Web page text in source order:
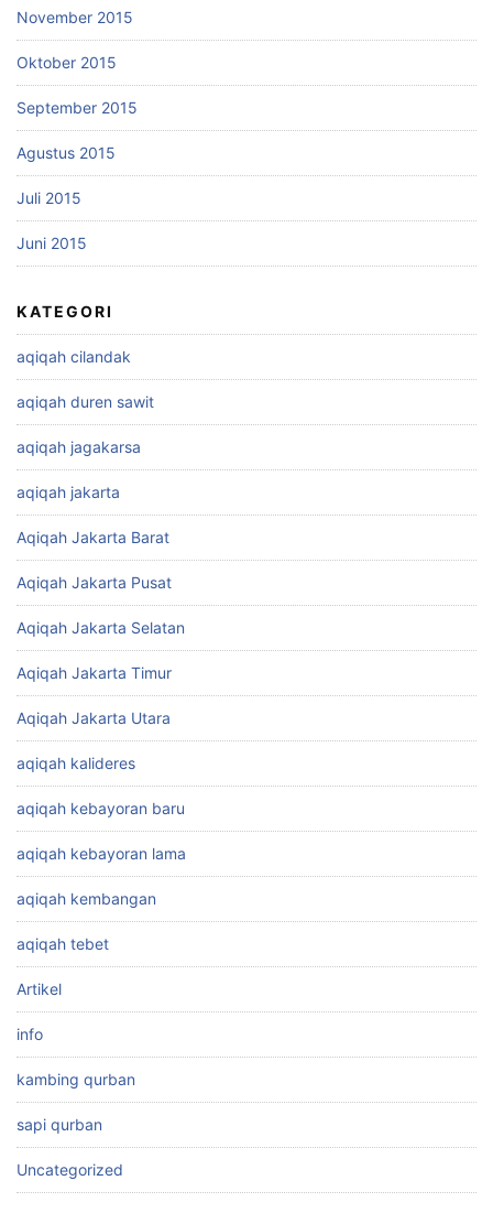
November 2015
Oktober 2015
September 2015
Agustus 2015
Juli 2015
Juni 2015
KATEGORI
aqiqah cilandak
aqiqah duren sawit
aqiqah jagakarsa
aqiqah jakarta
Aqiqah Jakarta Barat
Aqiqah Jakarta Pusat
Aqiqah Jakarta Selatan
Aqiqah Jakarta Timur
Aqiqah Jakarta Utara
aqiqah kalideres
aqiqah kebayoran baru
aqiqah kebayoran lama
aqiqah kembangan
aqiqah tebet
Artikel
info
kambing qurban
sapi qurban
Uncategorized